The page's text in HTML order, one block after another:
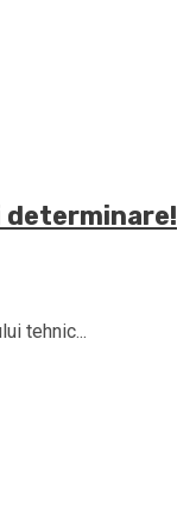
tehnic...